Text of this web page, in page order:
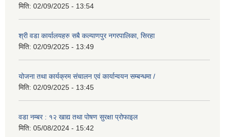
मिति: 02/09/2025 - 13:54
श्री वडा कार्यालयहरु सबै कल्याणपुर नगरपालिका, सिरहा
मिति: 02/09/2025 - 13:49
योजना तथा कार्यक्रम संचालन एवं कार्यान्वयन सम्बन्धमा /
मिति: 02/09/2025 - 13:45
वडा नम्बर : १२ खाद्य तथा पोषण सुरक्षा प्रोफाइल
मिति: 05/08/2024 - 15:42